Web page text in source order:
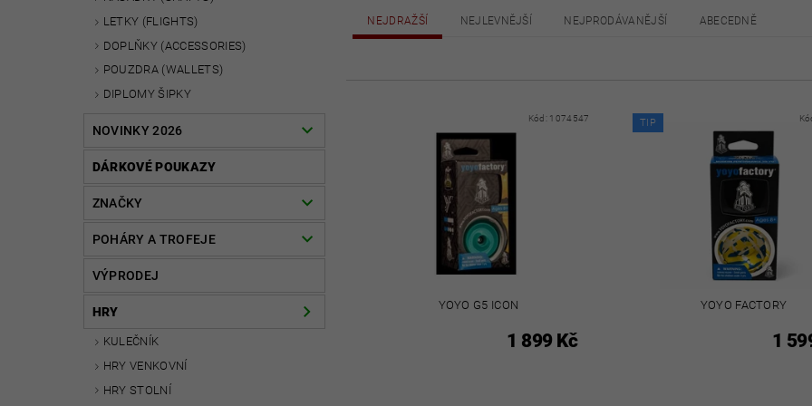
LETKY (FLIGHTS)
DOPLŇKY (ACCESSORIES)
POUZDRA (WALLETS)
DIPLOMY ŠIPKY
NOVINKY 2026
DÁRKOVÉ POUKAZY
ZNAČKY
POHÁRY A TROFEJE
VÝPRODEJ
HRY
KULEČNÍK
HRY VENKOVNÍ
HRY STOLNÍ
NEJDRAŽŠÍ NEJLEVNĚJŠÍ NEJPRODÁVANĚJŠÍ ABECEDNĚ
Kód: 1074547
YOYO G5 ICON
1 899 Kč
TIP
YOYO FACTORY
1